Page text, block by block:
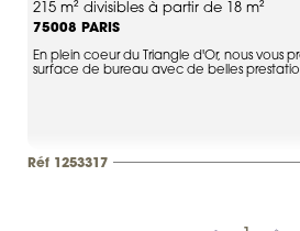
215 m² divisibles à partir de 18 m²
75008 PARIS
En plein coeur du Triangle d'Or, nous vous
surface de bureau avec de belles
Réf 1253317